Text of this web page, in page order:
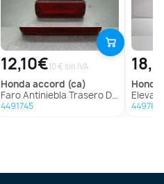
12,10€10 € sin IVA
honda accord (ca)
Faro Antiniebla Trasero Derecho para Honda Accord (Ca)
4491745
honda
Elevalunas